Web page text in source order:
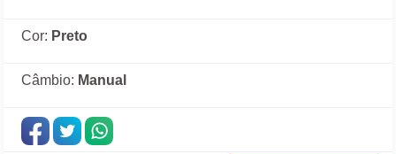
Cor: Preto
Câmbio: Manual